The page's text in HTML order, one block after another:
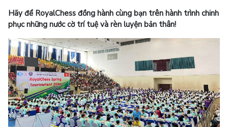
Hãy để RoyalChess đồng hành cùng bạn trên hành trình chinh
phục những nước cờ trí tuệ và rèn luyện bản thân!